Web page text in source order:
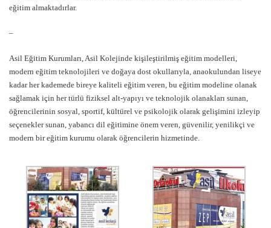
eğitim almaktadırlar.
–
Asil Eğitim Kurumları, Asil Kolejinde kişileştirilmiş eğitim modelleri,
modern eğitim teknolojileri ve doğaya dost okullarıyla, anaokulundan liseye
kadar her kademede bireye kaliteli eğitim veren, bu eğitim modeline olanak
sağlamak için her türlü fiziksel alt-yapıyı ve teknolojik olanakları sunan,
öğrencilerinin sosyal, sportif, kültürel ve psikolojik olarak gelişimini izleyip
seçenekler sunan, yabancı dil eğitimine önem veren, güvenilir, yenilikçi ve
modern bir eğitim kurumu olarak öğrencilerin hizmetinde.